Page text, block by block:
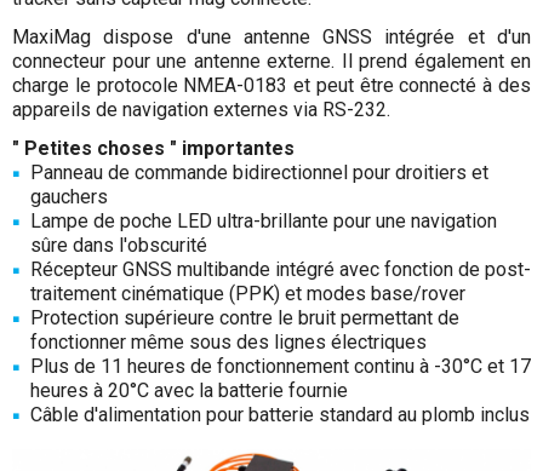
MaxiMag dispose d'une antenne GNSS intégrée et d'un
connecteur pour une antenne externe. Il prend également en
charge le protocole NMEA-0183 et peut être connecté à des
appareils de navigation externes via RS-232.
" Petites choses " importantes
Panneau de commande bidirectionnel pour droitiers et
gauchers
Lampe de poche LED ultra-brillante pour une navigation
sûre dans l'obscurité
Récepteur GNSS multibande intégré avec fonction de post-
traitement cinématique (PPK) et modes base/rover
Protection supérieure contre le bruit permettant de
fonctionner même sous des lignes électriques
Plus de 11 heures de fonctionnement continu à -30°C et 17
heures à 20°C avec la batterie fournie
Câble d'alimentation pour batterie standard au plomb inclus